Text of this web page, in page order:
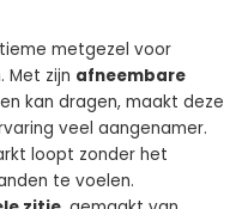
metgezel voor
Met zijn afneembare
kan dragen, maakt deze
veel aangenamer.
loopt zonder het
te voelen.